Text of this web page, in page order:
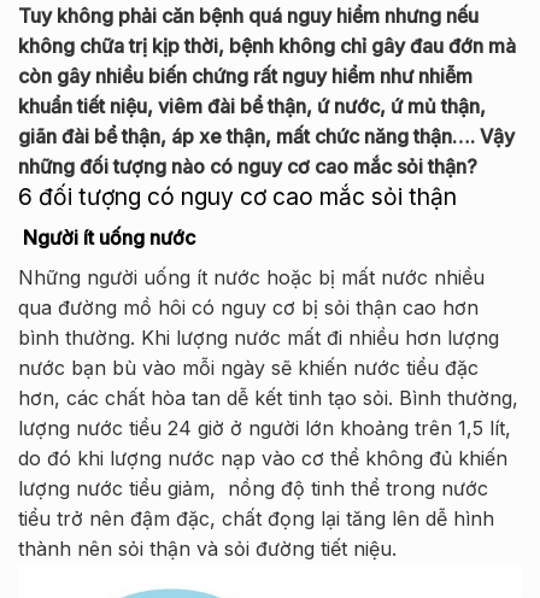
Tuy không phải căn bệnh quá nguy hiểm nhưng nếu
không chữa trị kịp thời, bệnh không chỉ gây đau đớn mà
còn gây nhiều biến chứng rất nguy hiểm như nhiễm
khuẩn tiết niệu, viêm đài bể thận, ứ nước, ứ mủ thận,
giãn đài bể thận, áp xe thận, mất chức năng thận…. Vậy
những đối tượng nào có nguy cơ cao mắc sỏi thận?
6 đối tượng có nguy cơ cao mắc sỏi thận
Người ít uống nước
Những người uống ít nước hoặc bị mất nước nhiều
qua đường mồ hôi có nguy cơ bị sỏi thận cao hơn
bình thường. Khi lượng nước mất đi nhiều hơn lượng
nước bạn bù vào mỗi ngày sẽ khiến nước tiểu đặc
hơn, các chất hòa tan dễ kết tinh tạo sỏi. Bình thường,
lượng nước tiểu 24 giờ ở người lớn khoảng trên 1,5 lít,
do đó khi lượng nước nạp vào cơ thể không đủ khiến
lượng nước tiểu giảm, nồng độ tinh thể trong nước
tiểu trở nên đậm đặc, chất đọng lại tăng lên dễ hình
thành nên sỏi thận và sỏi đường tiết niệu.